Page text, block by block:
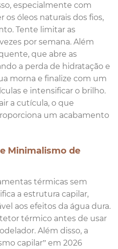
especialmente com
os óleos naturais dos fios,
Tente limitar as
por semana. Além
que abre as
a perda de hidratação e
morna e finalize com um
e intensificar o brilho.
a cutícula, o que
um acabamento
Minimalismo de
térmicas sem
a estrutura capilar,
aos efeitos da água dura.
térmico antes de usar
Além disso, a
capilar” em 2026